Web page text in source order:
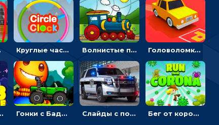
Круглые часы: ловить цветную стрелку в одинаковом участке циферблата Волнистые пазлы с транспортом: собирай картинку из частей Головоломка Парк-стоянка: рисовать линии, чтобы парковать машины
чтобы выжить Гонки с Бадди: ехать на джипе и собирать монеты Слайды с полицейскими машинами: перемещать пазлы, чтобы собрать картинку Бег от коронавируса: держать дистанцию, чтобы не заразиться